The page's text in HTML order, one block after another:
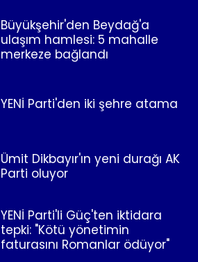
Büyükşehir'den Beydağ'a
ulaşım hamlesi: 5 mahalle
merkeze bağlandı
YENİ Parti'den iki şehre atama
Ümit Dikbayır'ın yeni durağı AK
Parti oluyor
YENİ Parti'li Güç'ten iktidara
tepki: "Kötü yönetimin
faturasını Romanlar ödüyor"